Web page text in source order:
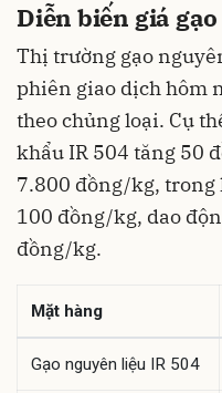
Diễn biến giá
Thị trường gạo
phiên giao dịch hôm
theo chủng loại. Cụ
khẩu IR 504 tăng 50
7.800 đồng/kg, trong
100 đồng/kg, dao
đồng/kg.
Mặt hàng
Gạo nguyên liệu IR 504